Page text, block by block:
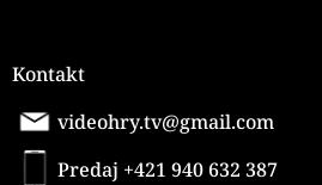
Kontakt
videohry.tv@gmail.com
Predaj +421 940 632 387